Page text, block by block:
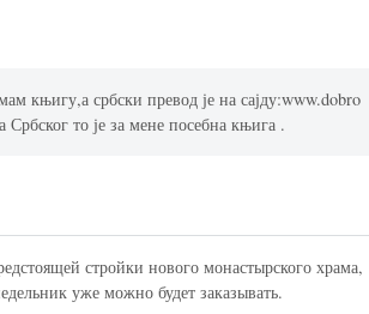
књигу,а србски превод је на сајду:www.dobro
то је за мене посебна књига .
стройки нового монастырского храма,
уже можно будет заказывать.